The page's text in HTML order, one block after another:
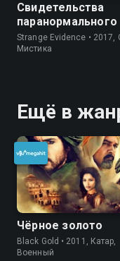
Свидетельства
паранормального
Strange Evidence •
Мистика
Ещё в
Чёрное золото
Black Gold • 2011, Катар,
Военный